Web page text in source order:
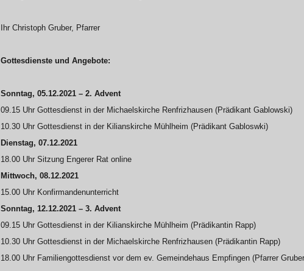
Ihr Christoph Gruber, Pfarrer
Gottesdienste und Angebote:
Sonntag, 05.12.2021 – 2. Advent
09.15 Uhr Gottesdienst in der Michaelskirche Renfrizhausen (Prädikant Gablowski)
10.30 Uhr Gottesdienst in der Kilianskirche Mühlheim (Prädikant Gabloswki)
Dienstag, 07.12.2021
18.00 Uhr Sitzung Engerer Rat online
Mittwoch, 08.12.2021
15.00 Uhr Konfirmandenunterricht
Sonntag, 12.12.2021 – 3. Advent
09.15 Uhr Gottesdienst in der Kilianskirche Mühlheim (Prädikantin Rapp)
10.30 Uhr Gottesdienst in der Michaelskirche Renfrizhausen (Prädikantin Rapp)
18.00 Uhr Familiengottesdienst vor dem ev. Gemeindehaus Empfingen (Pfarrer